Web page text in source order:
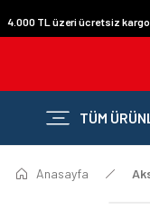
4.000 TL üzeri ücretsiz
TÜM
Anasayfa